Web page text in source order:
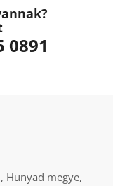
0891
Hunyad megye,